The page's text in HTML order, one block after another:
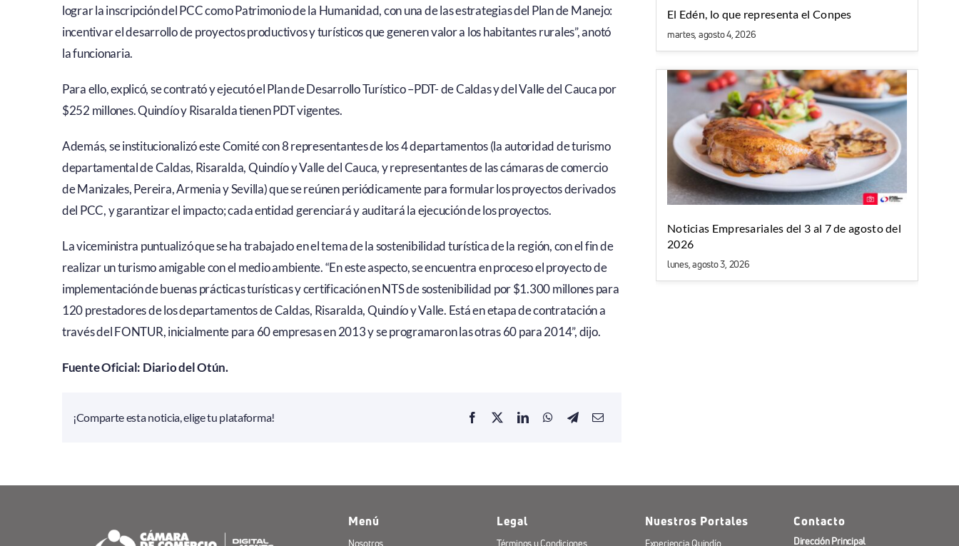
lograr la inscripción del PCC como Patrimonio de la Humanidad, con una de las estrategias del Plan de Manejo:
incentivar el desarrollo de proyectos productivos y turísticos que generen valor a los habitantes rurales”, anotó
la funcionaria.
Para ello, explicó, se contrató y ejecutó el Plan de Desarrollo Turístico –PDT- de Caldas y del Valle del Cauca por
$252 millones. Quindío y Risaralda tienen PDT vigentes.
Además, se institucionalizó este Comité con 8 representantes de los 4 departamentos (la autoridad de turismo
departamental de Caldas, Risaralda, Quindío y Valle del Cauca, y representantes de las cámaras de comercio
de Manizales, Pereira, Armenia y Sevilla) que se reúnen periódicamente para formular los proyectos derivados
del PCC, y garantizar el impacto; cada entidad gerenciará y auditará la ejecución de los proyectos.
La viceministra puntualizó que se ha trabajado en el tema de la sostenibilidad turística de la región, con el fin de
realizar un turismo amigable con el medio ambiente. “En este aspecto, se encuentra en proceso el proyecto de
implementación de buenas prácticas turísticas y certificación en NTS de sostenibilidad por $1.300 millones para
120 prestadores de los departamentos de Caldas, Risaralda, Quindío y Valle. Está en etapa de contratación a
través del FONTUR, inicialmente para 60 empresas en 2013 y se programaron las otras 60 para 2014”, dijo.
Fuente Oficial: Diario del Otún.
¡Comparte esta noticia, elige tu plataforma!
El Edén, lo que representa el Conpes
martes, agosto 4, 2026
Noticias Empresariales del 3 al 7 de agosto del
2026
lunes, agosto 3, 2026
Menú
Nosotros
Legal
Términos y Condiciones
Nuestros Portales
Experiencia Quindío
Contacto
Dirección Principal